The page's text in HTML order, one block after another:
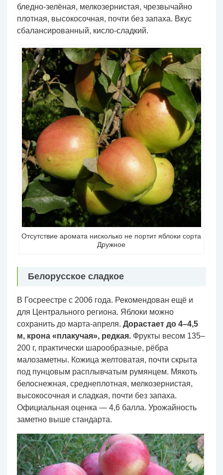
бледно-зелёная, мелкозернистая, чрезвычайно
плотная, высокосочная, почти без запаха. Вкус
сбалансированный, кисло-сладкий.
Отсутствие аромата нисколько не портит яблоки сорта
Дружное
Белорусское сладкое
В Госреестре с 2006 года. Рекомендован ещё и
для Центрального региона. Яблоки можно
сохранить до марта-апреля. Дорастает до 4–4,5
м, крона «плакучая», редкая. Фрукты весом 135–
200 г, практически шарообразные, рёбра
малозаметны. Кожица желтоватая, почти скрыта
под пунцовым расплывчатым румянцем. Мякоть
белоснежная, среднеплотная, мелкозернистая,
высокосочная и сладкая, почти без запаха.
Официальная оценка — 4,6 балла. Урожайность
заметно выше стандарта.